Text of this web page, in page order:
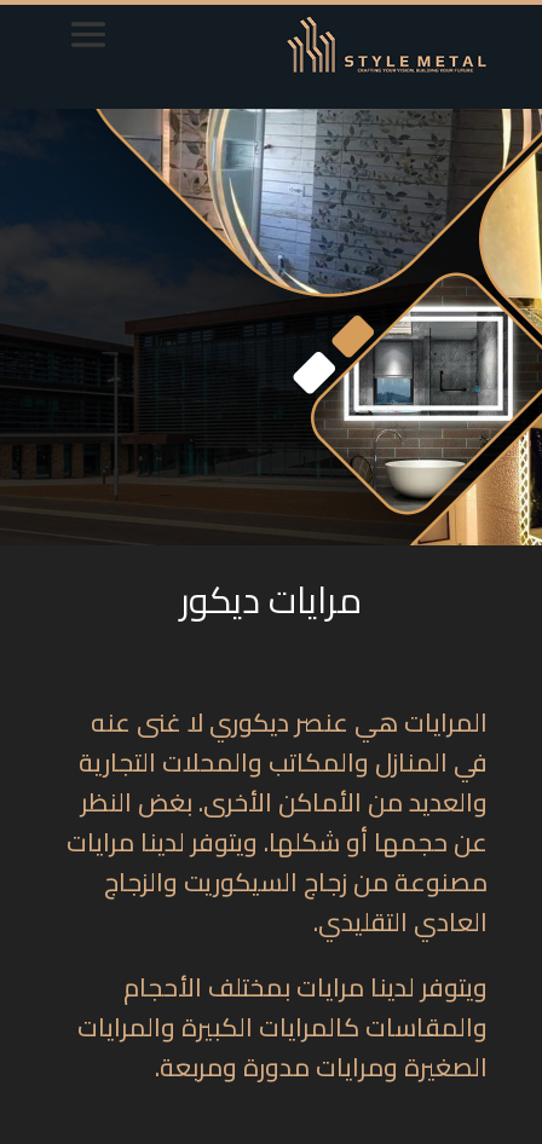
مرايات ديكور
المرايات هي عنصر ديكوري لا غنى عنه
في المنازل والمكاتب والمحلات التجارية
والعديد من الأماكن الأخرى. بغض النظر
عن حجمها أو شكلها. ويتوفر لدينا مرايات
مصنوعة من زجاج السيكوريت والزجاج
العادي التقليدي.
ويتوفر لدينا مرايات بمختلف الأحجام
والمقاسات كالمرايات الكبيرة والمرايات
الصغيرة ومرايات مدورة ومربعة.